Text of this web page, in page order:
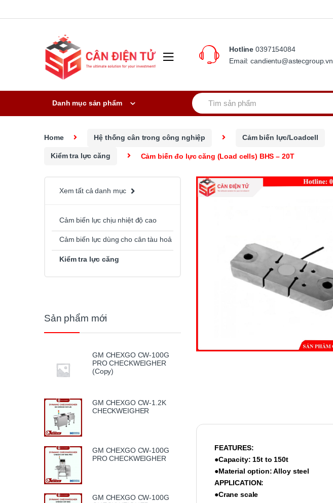
Hotline 0397154084
Email: candientu@astecgroup.vn
Danh mục sản phẩm
S
e
a
c
h
o
Home Hệ thống cân trong công nghiệp Cảm biến lực/Loadcell
Kiểm tra lực căng Cảm biến đo lực căng (Load cells) BHS – 20T
FEATURES:
●Capacity: 15t to 150t
●Material option: Alloy steel
APPLICATION:
●Crane scale
Xem tất cả danh mục
Cảm biến lực chịu nhiệt độ cao
Cảm biến lực dùng cho cân tàu hoả
Kiểm tra lực căng
Sản phẩm mới
GM CHEXGO CW-100G
PRO CHECKWEIGHER
(Copy)
GM CHEXGO CW-1.2K
CHECKWEIGHER
GM CHEXGO CW-100G
PRO CHECKWEIGHER
GM CHEXGO CW-100G